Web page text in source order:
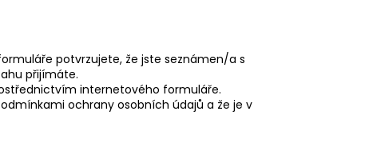
potvrzujete, že jste seznámen/a s
přijímáte.
internetového formuláře.
ochrany osobních údajů a že je v